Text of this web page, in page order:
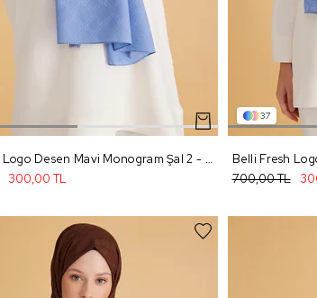
Belli Fresh Logo Desen Mavi Monogram Şal 2 - 94
300,00 TL
37
700,00 TL